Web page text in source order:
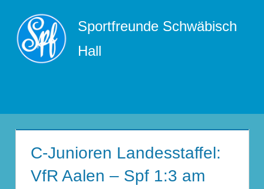
Inhalt
springen
Sportfreunde Schwäbisch
Hall
C-Junioren Landesstaffel:
VfR Aalen – Spf 1:3 am